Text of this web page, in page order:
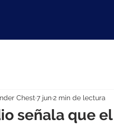
señala que
Chest 7 jun2 min de lectura